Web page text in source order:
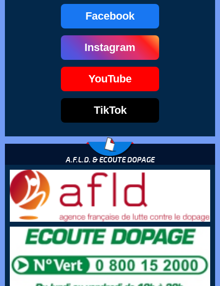
Facebook
Instagram
YouTube
TikTok
A.F.L.D. & ECOUTE DOPAGE